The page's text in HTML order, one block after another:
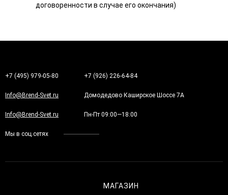
договоренности в случае его окончания)
+7 (495) 979-05-80 +7 (926) 226-64-84
Info@Brend-Svet.ru Домодедово Каширское Шоссе 7А
Info@Brend-Svet.ru Пн-Пт 09:00—18:00
Мы в соц.сетях
МАГАЗИН